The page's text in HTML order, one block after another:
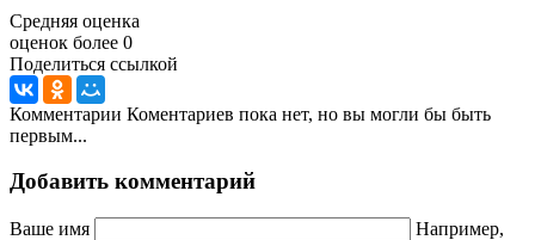
Средняя оценка
оценок более 0
Поделиться ссылкой
Комментарии Коментариев пока нет, но вы могли бы быть
первым...
Добавить комментарий
Ваше имя
Например,